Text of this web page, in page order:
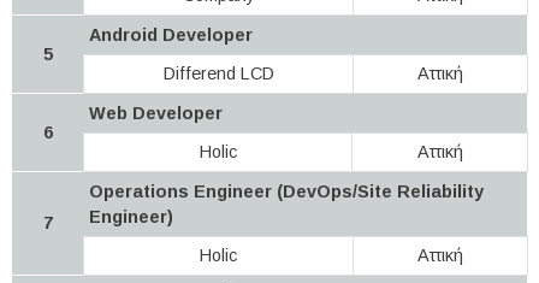
5
Android Developer
Differend LCD
Αττική
6
Web Developer
Holic
Αττική
7
Operations Engineer (DevOps/Site Reliability
Engineer)
Holic
Αττική